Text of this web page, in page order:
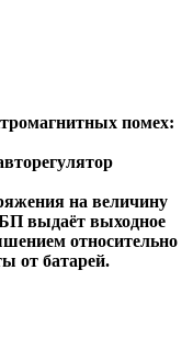
помех:
на величину
выдаёт выходное
относительно
от батарей.